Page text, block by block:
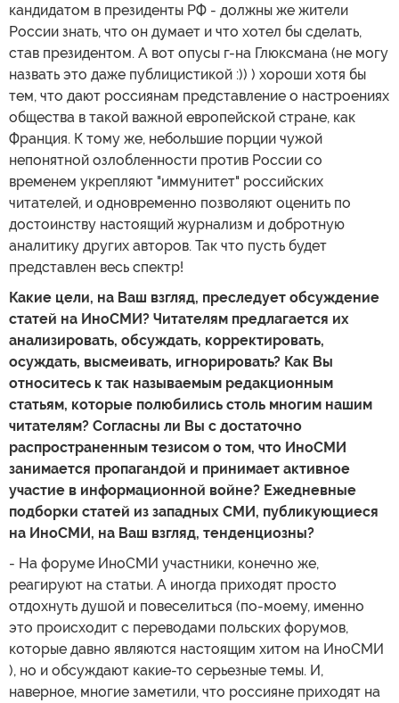
кандидатом в президенты РФ - должны же жители
России знать, что он думает и что хотел бы сделать,
став президентом. А вот опусы г-на Глюксмана (не могу
назвать это даже публицистикой :)) ) хороши хотя бы
тем, что дают россиянам представление о настроениях
общества в такой важной европейской стране, как
Франция. К тому же, небольшие порции чужой
непонятной озлобленности против России со
временем укрепляют "иммунитет" российских
читателей, и одновременно позволяют оценить по
достоинству настоящий журнализм и добротную
аналитику других авторов. Так что пусть будет
представлен весь спектр!
Какие цели, на Ваш взгляд, преследует обсуждение
статей на ИноСМИ? Читателям предлагается их
анализировать, обсуждать, корректировать,
осуждать, высмеивать, игнорировать? Как Вы
относитесь к так называемым редакционным
статьям, которые полюбились столь многим нашим
читателям? Согласны ли Вы с достаточно
распространенным тезисом о том, что ИноСМИ
занимается пропагандой и принимает активное
участие в информационной войне? Ежедневные
подборки статей из западных СМИ, публикующиеся
на ИноСМИ, на Ваш взгляд, тенденциозны?
- На форуме ИноСМИ участники, конечно же,
реагируют на статьи. А иногда приходят просто
отдохнуть душой и повеселиться (по-моему, именно
это происходит с переводами польских форумов,
которые давно являются настоящим хитом на ИноСМИ
), но и обсуждают какие-то серьезные темы. И,
наверное, многие заметили, что россияне приходят на